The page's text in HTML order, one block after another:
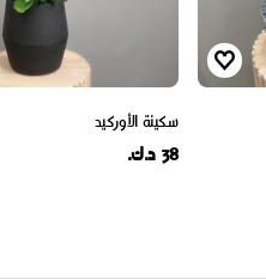
سكينة الأوركيد
38 د.ك.